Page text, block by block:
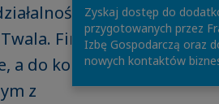
w
Firma
a do końca
z
Zyskaj dostęp do
przygotowanych przez
Izbę Gospodarczą oraz
nowych kontaktów